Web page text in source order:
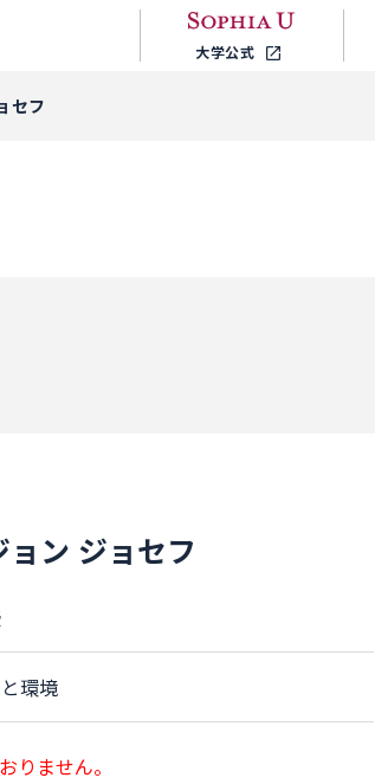
大学公式
セフ
ン ジョセフ
環境
りません。